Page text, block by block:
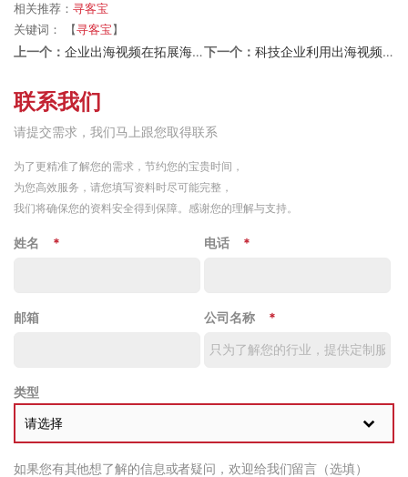
相关推荐： 寻客宝
关键词：
【寻客宝 】
上一个： 企业出海视频在拓展海外市场中必不可少 下一个： 科技企业利用出海视频如何帮助企业拓展海外市场
联系我们
请提交需求，我们马上跟您取得联系
为了更精准了解您的需求，节约您的宝贵时间，
为您高效服务，请您填写资料时尽可能完整，
我们将确保您的资料安全得到保障。感谢您的理解与支持。
姓名 * 电话 *
邮箱 公司名称 *
类型
请选择
如果您有其他想了解的信息或者疑问，欢迎给我们留言（选填）